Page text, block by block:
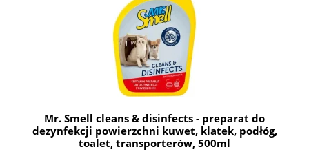
Mr. Smell cleans & disinfects - preparat do
dezynfekcji powierzchni kuwet, klatek, podłóg,
toalet, transporterów, 500ml